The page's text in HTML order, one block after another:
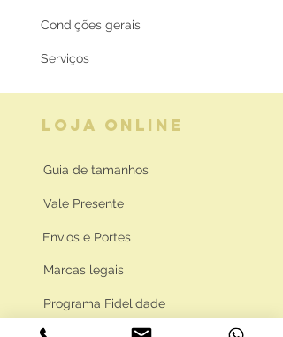
Condições gerais
Serviços
LOJA ONLINE
Guia de tamanhos
Vale Presente
Envios e Portes
Marcas legais
Programa Fidelidade